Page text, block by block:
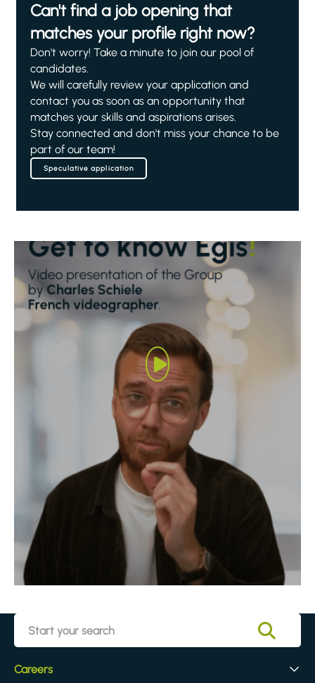
Can't find a job opening that
matches your profile right now?
Don't worry! Take a minute to join our pool of
candidates.
We will carefully review your application and
contact you as soon as an opportunity that
matches your skills and aspirations arises.
Stay connected and don't miss your chance to be
part of our team!
Speculative application
Careers